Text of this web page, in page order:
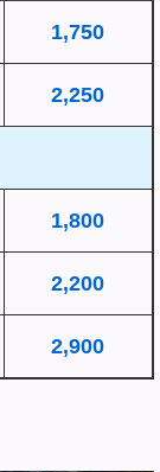
1,750
2,250
1,800
2,200
2,900